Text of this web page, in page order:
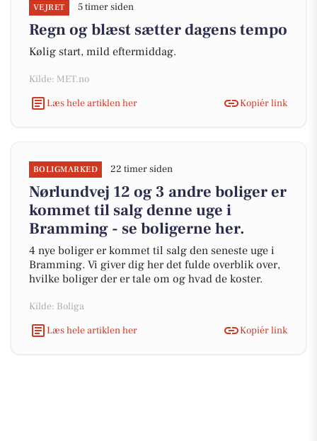
VEJRET 5 timer siden
Regn og blæst sætter dagens tempo
Kølig start, mild eftermiddag.
Kilde: MET.no
Læs hele artiklen her
Kopiér link
BOLIGMARKED 22 timer siden
Nørlundvej 12 og 3 andre boliger er
kommet til salg denne uge i
Bramming - se boligerne her.
4 nye boliger er kommet til salg den seneste uge i
Bramming. Vi giver dig her det fulde overblik over,
hvilke boliger der er tale om og hvad de koster.
Kilde: Boliga
Læs hele artiklen her
Kopiér link